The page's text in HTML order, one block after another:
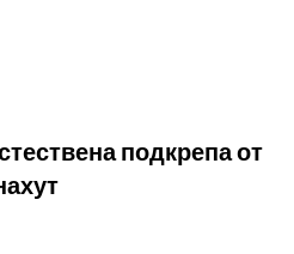
подкрепа от